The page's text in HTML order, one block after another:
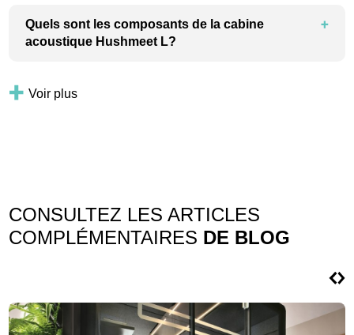
Quels sont les composants de la cabine
acoustique Hushmeet L?
Voir plus
CONSULTEZ LES ARTICLES
COMPLÉMENTAIRES DE BLOG